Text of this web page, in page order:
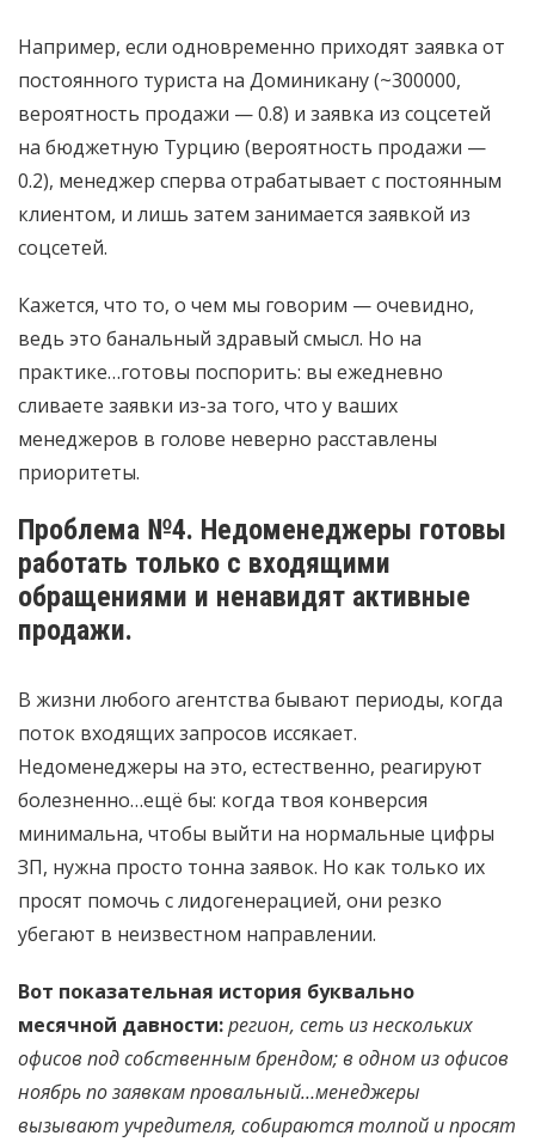
Например, если одновременно приходят заявка от
постоянного туриста на Доминикану (~300000,
вероятность продажи — 0.8) и заявка из соцсетей
на бюджетную Турцию (вероятность продажи —
0.2), менеджер сперва отрабатывает с постоянным
клиентом, и лишь затем занимается заявкой из
соцсетей.
Кажется, что то, о чем мы говорим — очевидно,
ведь это банальный здравый смысл. Но на
практике…готовы поспорить: вы ежедневно
сливаете заявки из-за того, что у ваших
менеджеров в голове неверно расставлены
приоритеты.
Проблема №4. Недоменеджеры готовы
работать только с входящими
обращениями и ненавидят активные
продажи.
В жизни любого агентства бывают периоды, когда
поток входящих запросов иссякает.
Недоменеджеры на это, естественно, реагируют
болезненно…ещё бы: когда твоя конверсия
минимальна, чтобы выйти на нормальные цифры
ЗП, нужна просто тонна заявок. Но как только их
просят помочь с лидогенерацией, они резко
убегают в неизвестном направлении.
Вот показательная история буквально
месячной давности:регион, сеть из нескольких
офисов под собственным брендом; в одном из офисов
ноябрь по заявкам провальный…менеджеры
вызывают учредителя, собираются толпой и просят